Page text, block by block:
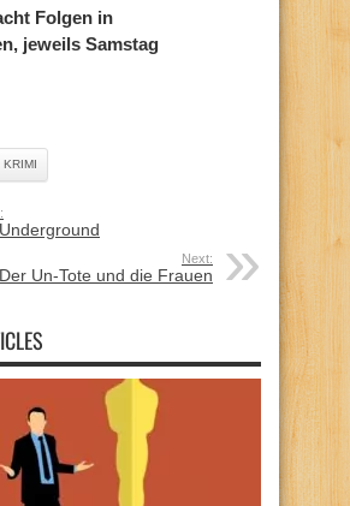
Folgen in
jeweils Samstag
KRIMI
Next:
Der Un-Tote und die Frauen